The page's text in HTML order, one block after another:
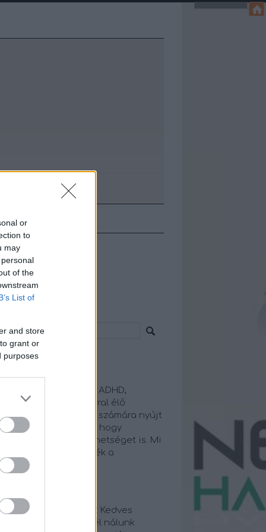
or
to
may
of the
List of
and store
grant or
purposes
elsősorban
ADHD,
spektrumzavarral élő
és családjaik számára nyújt
segítséget, úgy, hogy
helyezzük a tehetséget is. Mi
hiszünk, hogy érték a
Turbuk Hegedüs: Kedves
Te nem leskelődtél nálunk